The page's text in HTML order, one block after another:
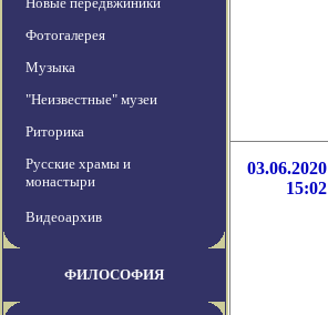
Фотогалерея
Музыка
"Неизвестные" музеи
Риторика
Русские храмы и
монастыри
Видеоархив
ФИЛОСОФИЯ
03.06.2020
15:02